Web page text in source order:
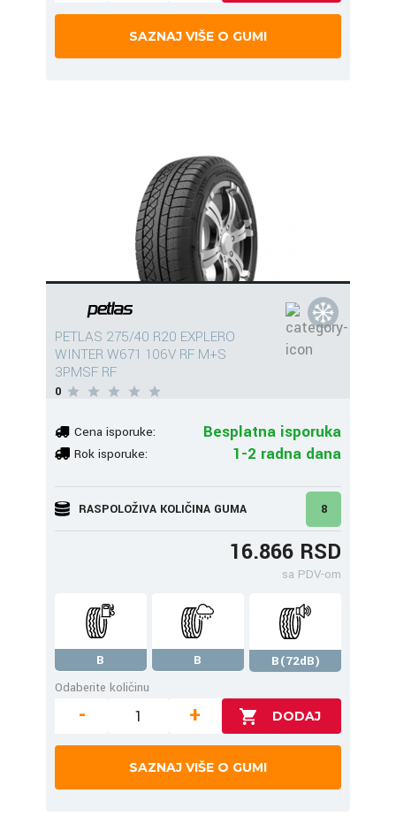
SAZNAJ VIŠE O GUMI
PETLAS 275/40 R20 EXPLERO
WINTER W671 106V RF M+S
3PMSF RF
0
Cena isporuke: Besplatna isporuka
Rok isporuke: 1-2 radna dana
RASPOLOŽIVA KOLIČINA GUMA 8
16.866 RSD
sa PDV-om
B B
B(72dB)
Odaberite količinu
- +
SAZNAJ VIŠE O GUMI